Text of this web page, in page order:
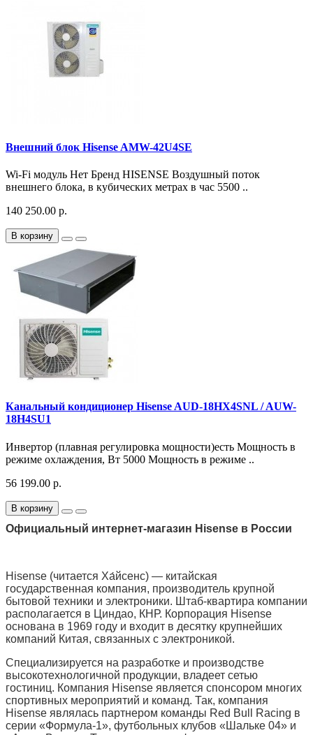
Внешний блок Hisense AMW-42U4SE
Wi-Fi модуль Нет Бренд HISENSE Воздушный поток
внешнего блока, в кубических метрах в час 5500 ..
140 250.00 р.
В корзину
Канальный кондиционер Hisense AUD-18HX4SNL / AUW-
18H4SU1
Инвертор (плавная регулировка мощности)есть Мощность в
режиме охлаждения, Вт 5000 Мощность в режиме ..
56 199.00 р.
В корзину
Официальный интернет-магазин Hisense в России
Hisense (читается Ха́йсенс) — китайская
государственная компания, производитель крупной
бытовой техники и электроники. Штаб-квартира компании
располагается в Циндао, КНР. Корпорация Hisense
основана в 1969 году и входит в десятку крупнейших
компаний Китая, связанных с электроникой.
Специализируется на разработке и производстве
высокотехнологичной продукции, владеет сетью
гостиниц. Компания Hisense является спонсором многих
спортивных мероприятий и команд. Так, компания
Hisense являлась партнером команды Red Bull Racing в
серии «Формула-1», футбольных клубов «Шальке 04» и